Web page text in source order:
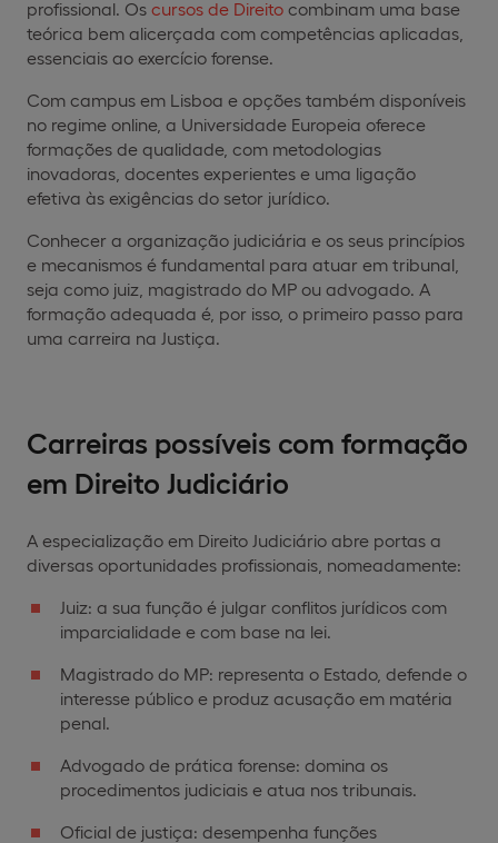
profissional. Os cursos de Direito combinam uma base
teórica bem alicerçada com competências aplicadas,
essenciais ao exercício forense.
Com campus em Lisboa e opções também disponíveis
no regime online, a Universidade Europeia oferece
formações de qualidade, com metodologias
inovadoras, docentes experientes e uma ligação
efetiva às exigências do setor jurídico.
Conhecer a organização judiciária e os seus princípios
e mecanismos é fundamental para atuar em tribunal,
seja como juiz, magistrado do MP ou advogado. A
formação adequada é, por isso, o primeiro passo para
uma carreira na Justiça.
Carreiras possíveis com formação
em Direito Judiciário
A especialização em Direito Judiciário abre portas a
diversas oportunidades profissionais, nomeadamente:
Juiz: a sua função é julgar conflitos jurídicos com
imparcialidade e com base na lei.
Magistrado do MP: representa o Estado, defende o
interesse público e produz acusação em matéria
penal.
Advogado de prática forense: domina os
procedimentos judiciais e atua nos tribunais.
Oficial de justiça: desempenha funções